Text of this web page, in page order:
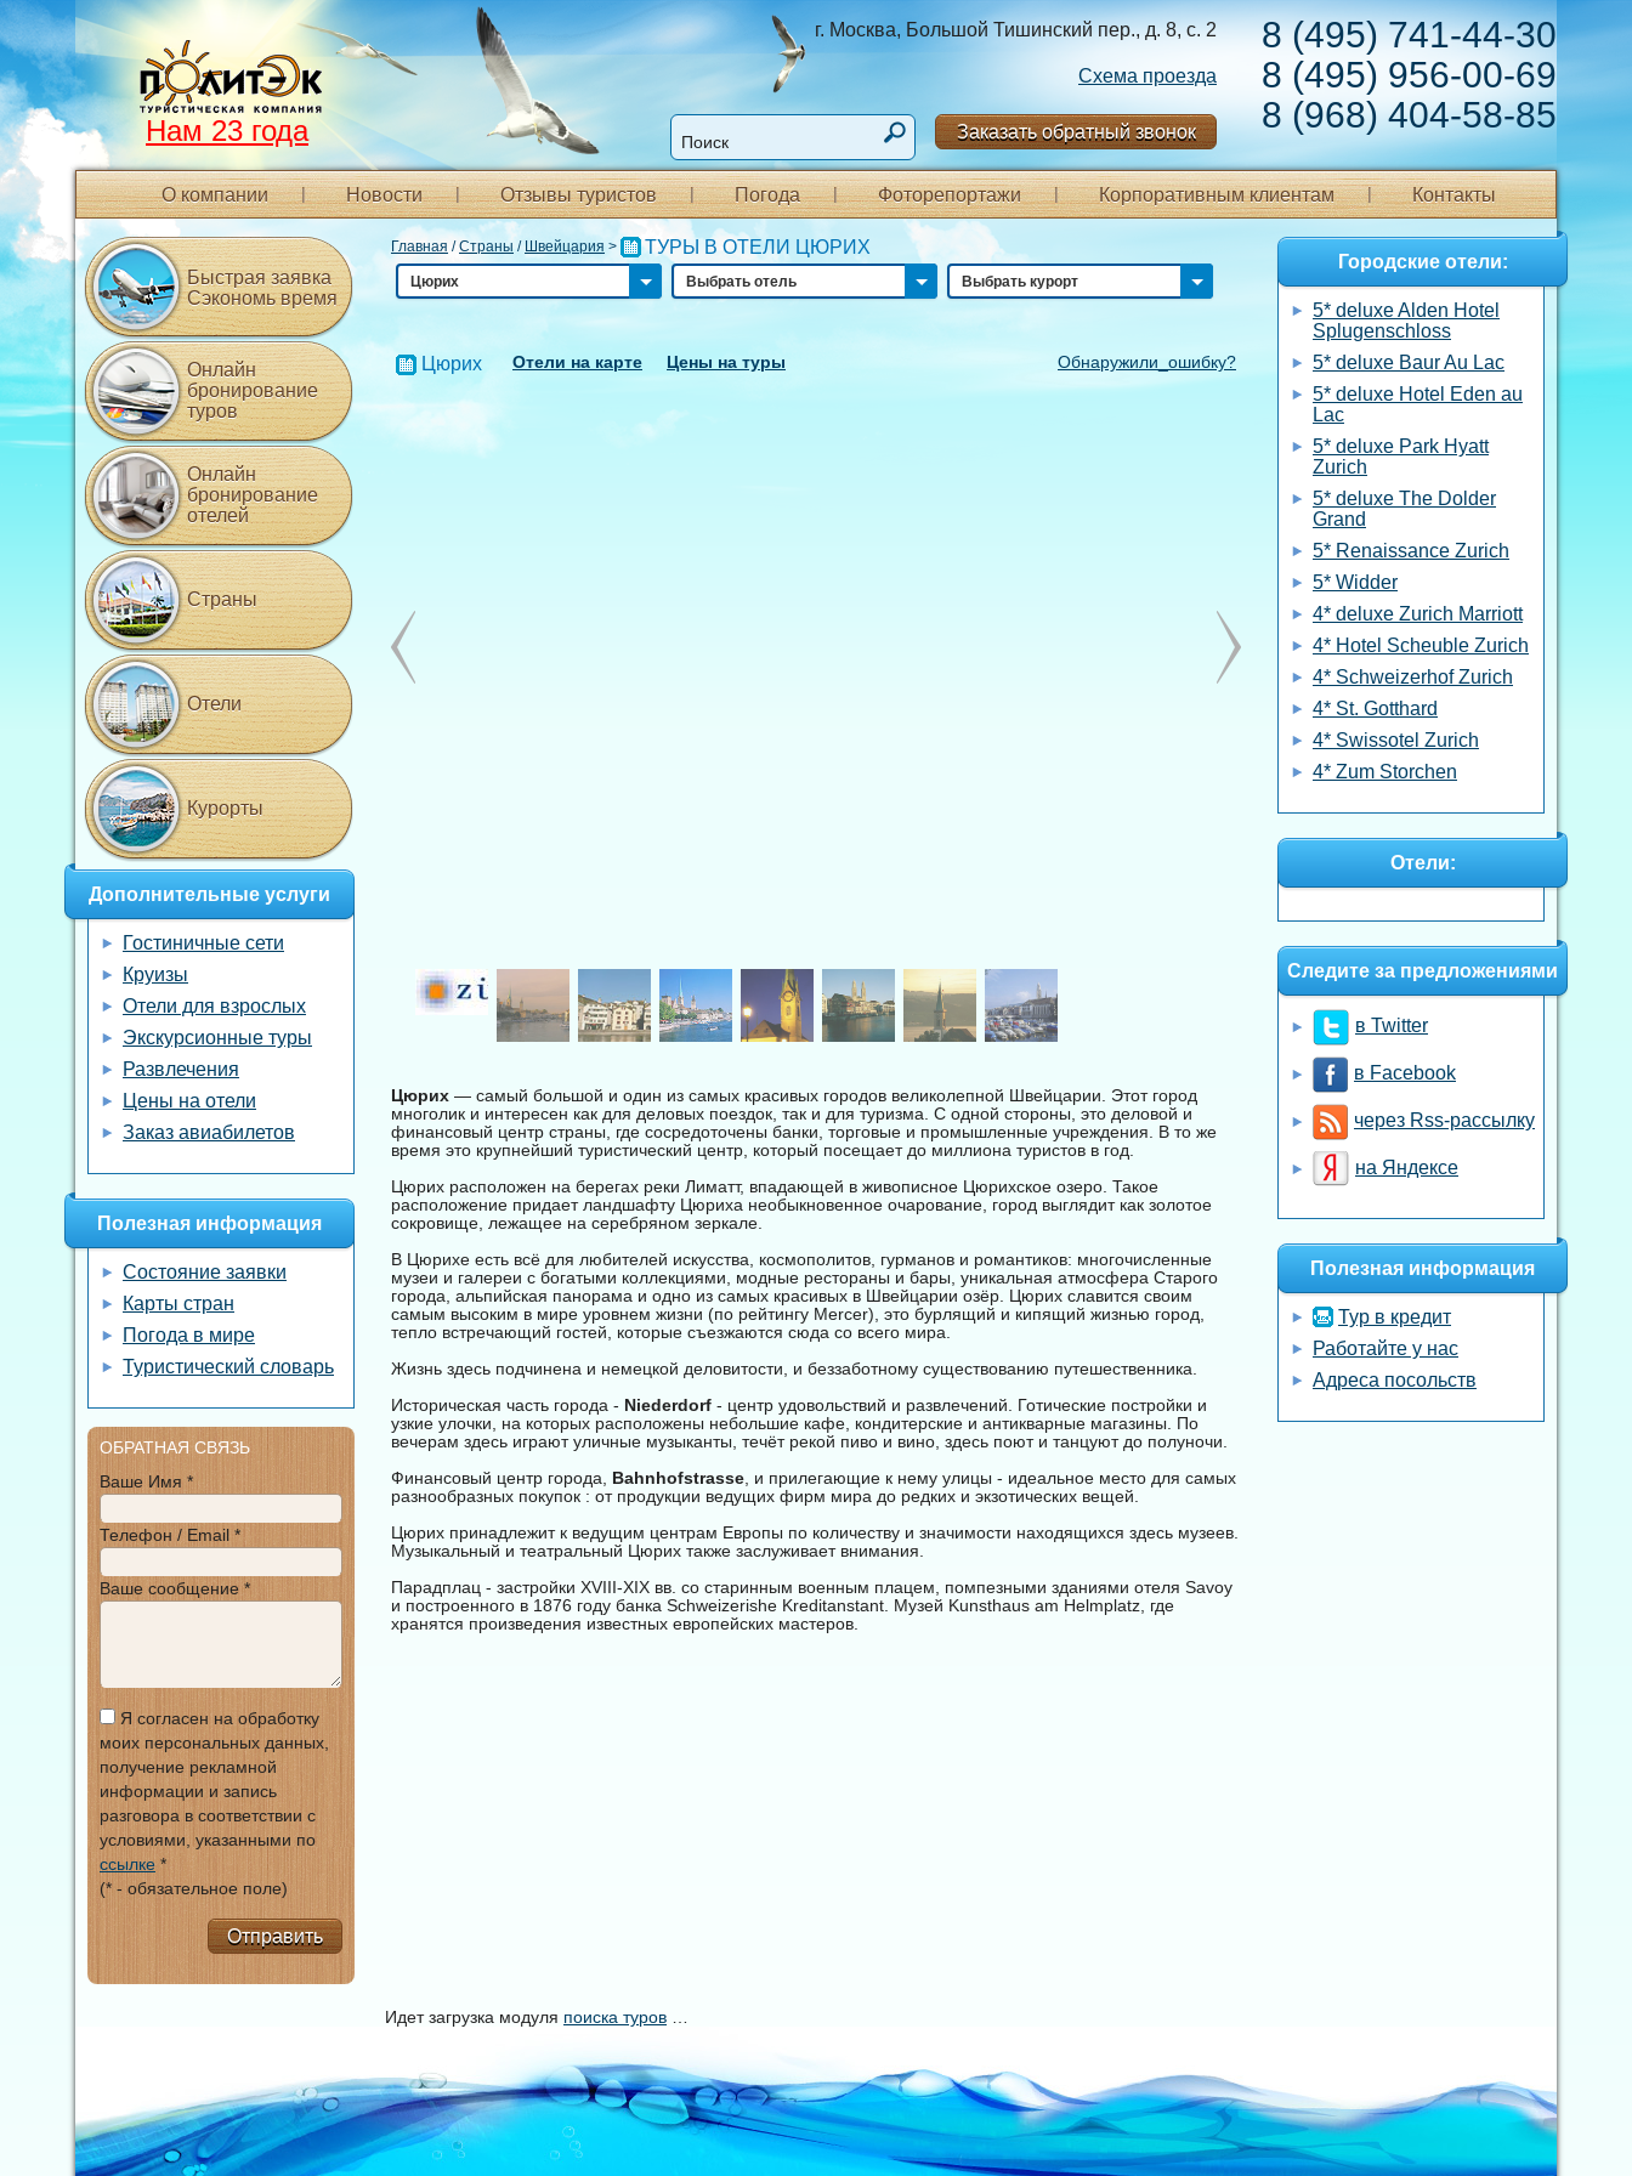
8 (495) 741-44-30
8 (495) 956-00-69
8 (968) 404-58-85
г. Москва, Большой Тишинский пер., д. 8, с. 2
Схема проезда
Заказать обратный звонок
Нам 23 года
О компании Новости Отзывы туристов Погода Фоторепортажи Корпоративным клиентам Контакты
Главная /Страны / Швейцария > ТУРЫ В ОТЕЛИ ЦЮРИХ
Цюрих Выбрать отель Выбрать курорт
Цюрих Отели на карте Цены на туры Обнаружили_ошибку?
Цюрих — самый большой и один из самых красивых городов великолепной Швейцарии. Этот город
многолик и интересен как для деловых поездок, так и для туризма. С одной стороны, это деловой и
финансовый центр страны, где сосредоточены банки, торговые и промышленные учреждения. В то же
время это крупнейший туристический центр, который посещает до миллиона туристов в год.
Цюрих расположен на берегах реки Лиматт, впадающей в живописное Цюрихское озеро. Такое
расположение придает ландшафту Цюриха необыкновенное очарование, город выглядит как золотое
сокровище, лежащее на серебряном зеркале.
В Цюрихе есть всё для любителей искусства, космополитов, гурманов и романтиков: многочисленные
музеи и галереи с богатыми коллекциями, модные рестораны и бары, уникальная атмосфера Старого
города, альпийская панорама и одно из самых красивых в Швейцарии озёр. Цюрих славится своим
самым высоким в мире уровнем жизни (по рейтингу Mercer), это бурлящий и кипящий жизнью город,
тепло встречающий гостей, которые съезжаются сюда со всего мира.
Жизнь здесь подчинена и немецкой деловитости, и беззаботному существованию путешественника.
Историческая часть города - Niederdorf - центр удовольствий и развлечений. Готические постройки и
узкие улочки, на которых расположены небольшие кафе, кондитерские и антикварные магазины. По
вечерам здесь играют уличные музыканты, течёт рекой пиво и вино, здесь поют и танцуют до полуночи.
Финансовый центр города, Bahnhofstrasse , и прилегающие к нему улицы - идеальное место для самых
разнообразных покупок : от продукции ведущих фирм мира до редких и экзотических вещей.
Цюрих принадлежит к ведущим центрам Европы по количеству и значимости находящихся здесь музеев.
Музыкальный и театральный Цюрих также заслуживает внимания.
Парадплац - застройки XVIII-XIX вв. со старинным военным плацем, помпезными зданиями отеля Savoy
и построенного в 1876 году банка Schweizerishe Kreditanstant. Музей Kunsthaus am Helmplatz, где
хранятся произведения известных европейских мастеров.
Быстрая заявка
Сэкономь время
Онлайн
бронирование
туров
Онлайн
бронирование
отелей
Страны
Отели
Курорты
Дополнительные услуги
Гостиничные сети
Круизы
Отели для взрослых
Экскурсионные туры
Развлечения
Цены на отели
Заказ авиабилетов
Полезная информация
Состояние заявки
Карты стран
Погода в мире
Туристический словарь
ОБРАТНАЯ СВЯЗЬ
Ваше Имя *
Телефон / Email *
Ваше сообщение *
Я согласен на обработку
моих персональных данных,
получение рекламной
информации и запись
разговора в соответствии с
условиями, указанными по
ссылке *
(* - обязательное поле)
Отправить
Городские отели:
5* deluxe Alden Hotel
Splugenschloss
5* deluxe Baur Au Lac
5* deluxe Hotel Eden au
Lac
5* deluxe Park Hyatt
Zurich
5* deluxe The Dolder
Grand
5* Renaissance Zurich
5* Widder
4* deluxe Zurich Marriott
4* Hotel Scheuble Zurich
4* Schweizerhof Zurich
4* St. Gotthard
4* Swissotel Zurich
4* Zum Storchen
Отели:
Следите за предложениями
в Twitter
в Facebook
через Rss-рассылку
на Яндексе
Полезная информация
Тур в кредит
Работайте у нас
Адреса посольств
Идет загрузка модуля поиска туров